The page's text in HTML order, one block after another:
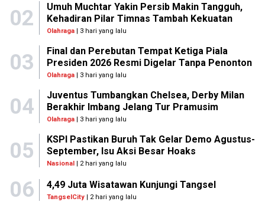
02
Umuh Muchtar Yakin Persib Makin Tangguh,
Kehadiran Pilar Timnas Tambah Kekuatan
Olahraga| 3 hari yang lalu
03
Final dan Perebutan Tempat Ketiga Piala
Presiden 2026 Resmi Digelar Tanpa Penonton
Olahraga| 3 hari yang lalu
04
Juventus Tumbangkan Chelsea, Derby Milan
Berakhir Imbang Jelang Tur Pramusim
Olahraga| 3 hari yang lalu
05
KSPI Pastikan Buruh Tak Gelar Demo Agustus-
September, Isu Aksi Besar Hoaks
Nasional| 2 hari yang lalu
06 4,49 Juta Wisatawan Kunjungi Tangsel
TangselCity | 2 hari yang lalu